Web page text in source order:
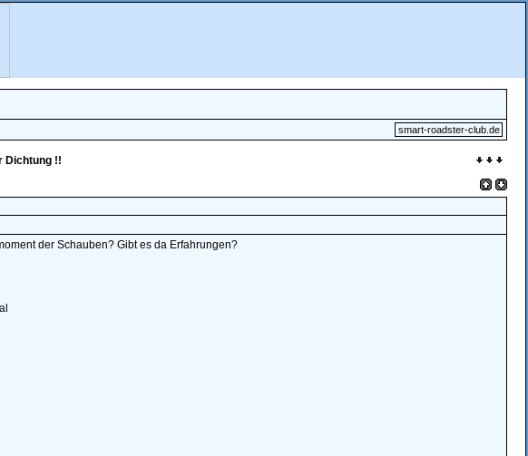
smart-roadster-club.de
Dichtung !!
der Schauben? Gibt es da Erfahrungen?